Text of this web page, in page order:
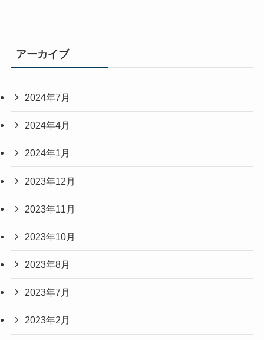
アーカイブ
2024年7月
2024年4月
2024年1月
2023年12月
2023年11月
2023年10月
2023年8月
2023年7月
2023年2月